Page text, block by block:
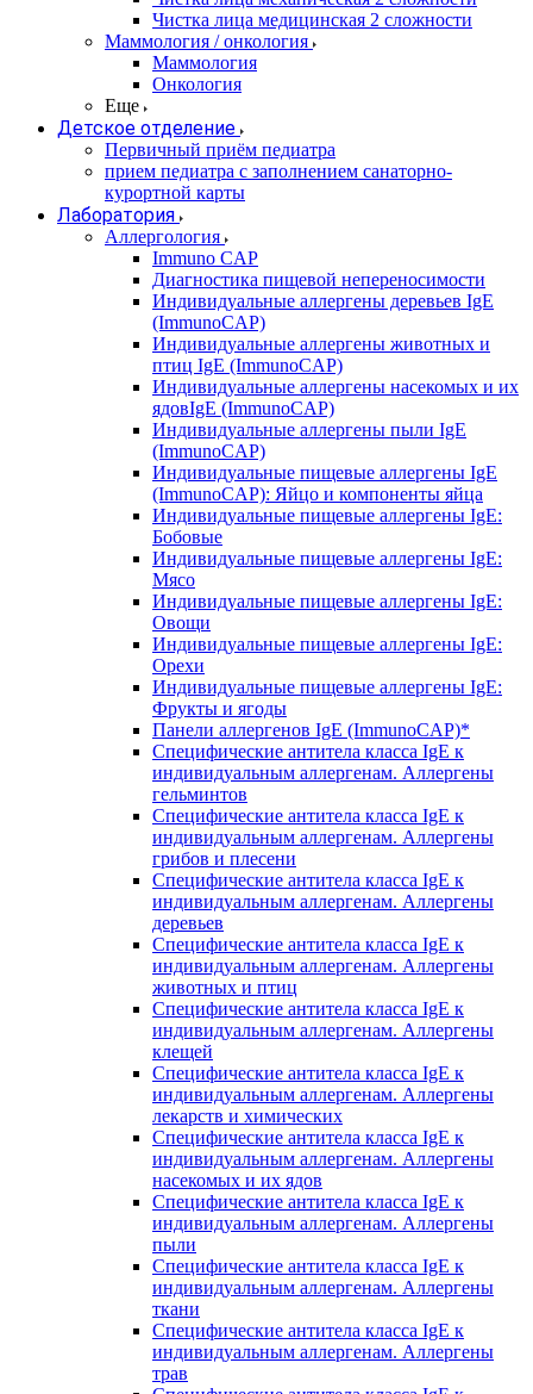
Чистка лица медицинская 2 сложности
Маммология / онкология
Маммология
Онкология
Еще
Детское отделение
Первичный приём педиатра
прием педиатра с заполнением санаторно-
курортной карты
Лаборатория
Аллергология
Immuno CAP
Диагностика пищевой непереносимости
Индивидуальные аллергены деревьев IgE
(ImmunoCAP)
Индивидуальные аллергены животных и
птиц IgE (ImmunoCAP)
Индивидуальные аллергены насекомых и их
ядовIgE (ImmunoCAP)
Индивидуальные аллергены пыли IgE
(ImmunoCAP)
Индивидуальные пищевые аллергены IgE
(ImmunoCAP): Яйцо и компоненты яйца
Индивидуальные пищевые аллергены IgE:
Бобовые
Индивидуальные пищевые аллергены IgE:
Мясо
Индивидуальные пищевые аллергены IgE:
Овощи
Индивидуальные пищевые аллергены IgE:
Орехи
Индивидуальные пищевые аллергены IgE:
Фрукты и ягоды
Панели аллергенов IgE (ImmunoCAP)*
Специфические антитела класса IgE к
индивидуальным аллергенам. Аллергены
гельминтов
Специфические антитела класса IgE к
индивидуальным аллергенам. Аллергены
грибов и плесени
Специфические антитела класса IgE к
индивидуальным аллергенам. Аллергены
деревьев
Специфические антитела класса IgE к
индивидуальным аллергенам. Аллергены
животных и птиц
Специфические антитела класса IgE к
индивидуальным аллергенам. Аллергены
клещей
Специфические антитела класса IgE к
индивидуальным аллергенам. Аллергены
лекарств и химических
Специфические антитела класса IgE к
индивидуальным аллергенам. Аллергены
насекомых и их ядов
Специфические антитела класса IgE к
индивидуальным аллергенам. Аллергены
пыли
Специфические антитела класса IgE к
индивидуальным аллергенам. Аллергены
ткани
Специфические антитела класса IgE к
индивидуальным аллергенам. Аллергены
трав